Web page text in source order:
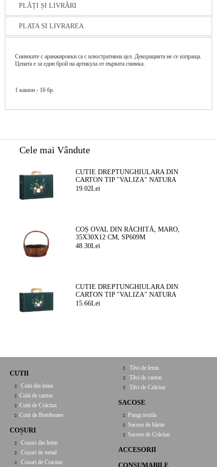
PLĂȚI ȘI LIVRĂRI
PLATA SI LIVRAREA
Снимките с аранжировки са с илюстративна цел. Декорацията не се изпраща.
Цената е за един брой на артикула от първата снимка.
1 кашон - 16 бр.
Cele mai Vândute
CUTIE DREPTUNGHIULARA DIN
CARTON TIP "VALIZA" NATURA
FERMECATA VERDE/AURIE, 34,2 X
19.02Lei
COȘ OVAL DIN RĂCHITĂ, MARO,
35X30X12 CM, SP609M
48.30Lei
CUTIE DREPTUNGHIULARA DIN
CARTON TIP "VALIZA" NATURA
FERMEATA VERDE/AURIE, 33,0 X 18,5
15.66Lei
CUTII
Cutii din lemn
Cutii de carton
Cutii de Crăciun
Cutii de Bomboane
COȘURI
Coșuri din lemn
Coșuri de metal
Cosuri de Craciun
Tăvi de lemn
Tăvi de carton
Tăvi de Crăciun
SACOSE
Pungi textila
Sacose de hârtie
Sacose de Crăciun
ACCESORII
CONSUMABILE